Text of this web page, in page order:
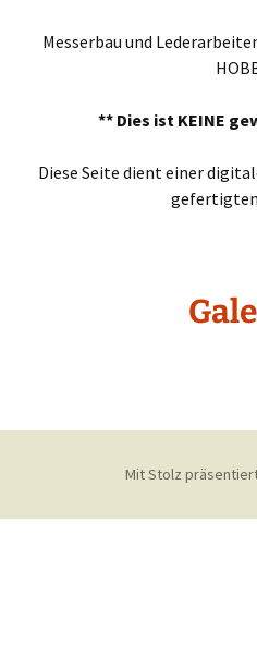
Messerbau und
** Dies ist KEINE
Diese Seite dient einer
gefertigten
Mit Stolz